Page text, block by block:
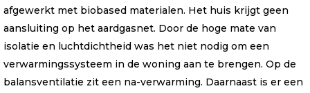
afgewerkt met biobased materialen. Het huis krijgt geen
aansluiting op het aardgasnet. Door de hoge mate van
isolatie en luchtdichtheid was het niet nodig om een
verwarmingssysteem in de woning aan te brengen. Op de
balansventilatie zit een na-verwarming. Daarnaast is er een